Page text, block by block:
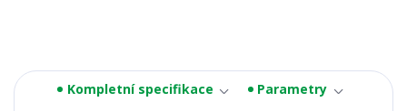
Kompletní specifikace
Parametry